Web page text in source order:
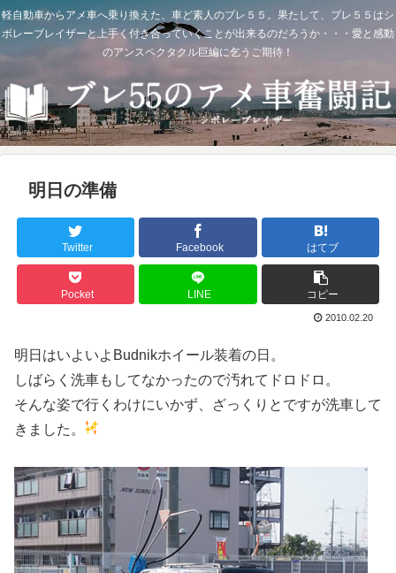
軽自動車からアメ車へ乗り換えた、車ど素人のブレ５５。果たして、ブレ５５はシ
ボレーブレイザーと上手く付き合っていくことが出来るのだろうか・・・愛と感動
のアンスペクタクル巨編に乞うご期待！
明日の準備
Twitter Facebook はてブ
Pocket LINE コピー
2010.02.20
明日はいよいよBudnikホイール装着の日。
しばらく洗車もしてなかったので汚れてドロドロ。
そんな姿で行くわけにいかず、ざっくりとですが洗車して
きました。